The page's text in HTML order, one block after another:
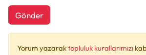
Gönder
Yorum yazaraktopluluk kurallarımızı